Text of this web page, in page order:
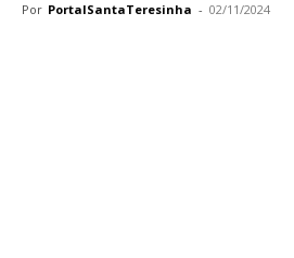
Por PortalSantaTeresinha - 02/11/2024